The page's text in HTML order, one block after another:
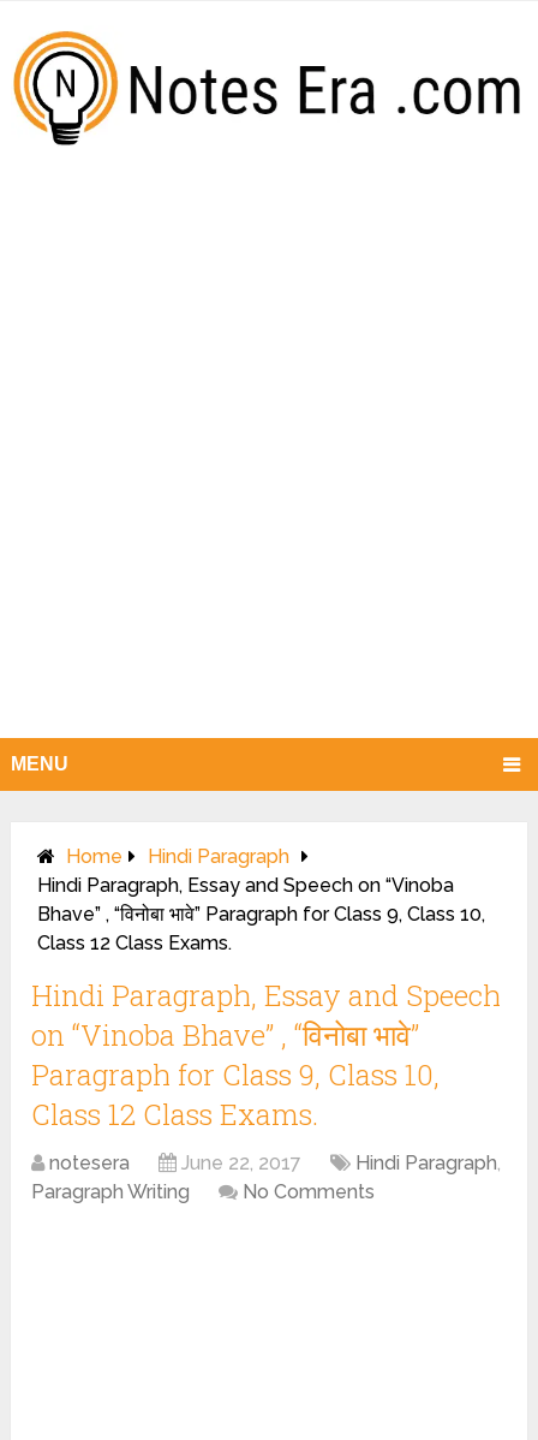
MENU
Home
Hindi Paragraph
Hindi Paragraph, Essay and Speech on “Vinoba
Bhave” , “विनोबा भावे” Paragraph for Class 9, Class 10,
Class 12 Class Exams.
Hindi Paragraph, Essay and Speech
on “Vinoba Bhave” , “विनोबा भावे”
Paragraph for Class 9, Class 10,
Class 12 Class Exams.
notesera June 22, 2017 Hindi Paragraph,
Paragraph Writing
No Comments